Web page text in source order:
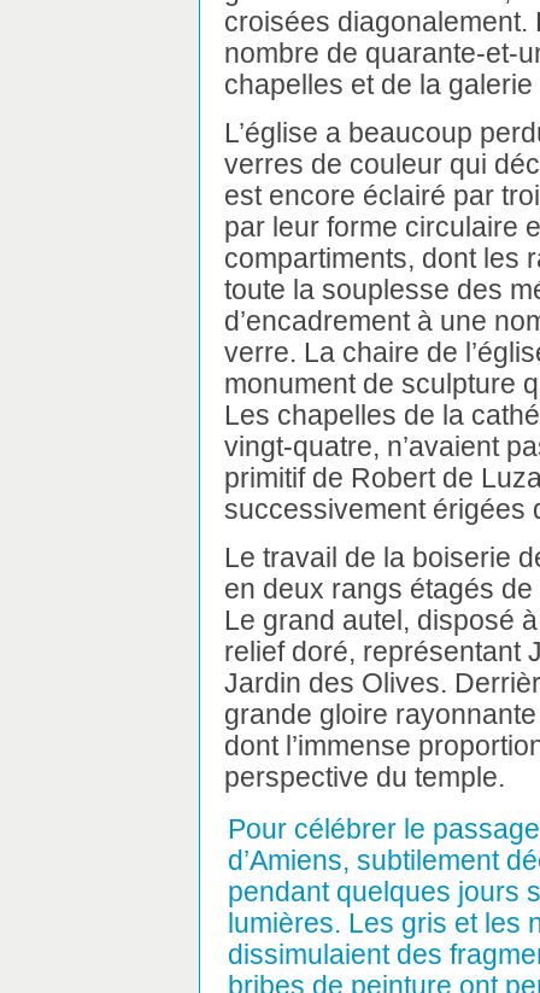
croisées
nombre de quarante-et-
chapelles et de la
L’église a beaucoup
verres de couleur qui
est encore éclairé par
par leur forme circulaire
compartiments, dont les
toute la souplesse des
d’encadrement à une
verre. La chaire de
monument de sculpture
Les chapelles de la
vingt-quatre, n’avaient
primitif de Robert de
successivement érigées
Le travail de la boiserie
en deux rangs étagés
Le grand autel, disposé
relief doré, représentant
Jardin des Olives.
grande gloire
dont l’immense
perspective du temple.
Pour célébrer le
d’Amiens, subtilement
pendant quelques jours
lumières. Les gris et les
dissimulaient des
bribes de peinture ont